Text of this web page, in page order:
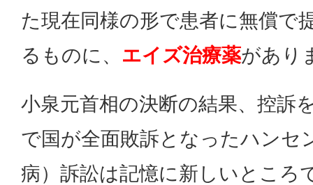
た現在同様の形で患者に無償で
るものに、 エイズ治療薬があり
小泉元首相の決断の結果、控訴
で国が全面敗訴となったハンセ
病）訴訟は記憶に新しいところ